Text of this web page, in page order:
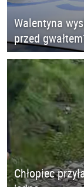
Walentyna
przed
Chłopiec